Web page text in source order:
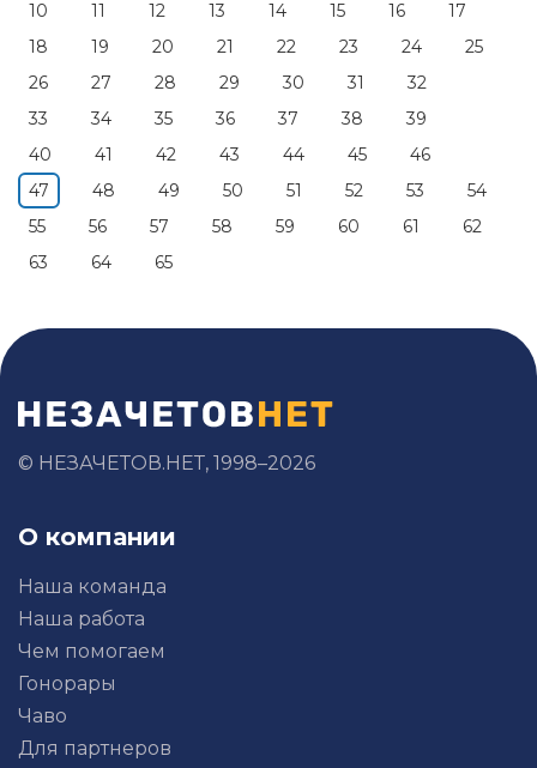
10
11 12 13 14 15 16
17
18
19 20 21 22 23 24
25
26
27 28 29 30 31
32
33
34 35 36 37 38
39
40
41 42 43 44 45
46
47
48 49 50 51 52 53
54
55
56 57 58 59 60 61
62
63
64 65
© НЕЗАЧЕТОВ.НЕТ, 1998–2026
О компании
Наша команда
Наша работа
Чем помогаем
Гонорары
Чаво
Для партнеров